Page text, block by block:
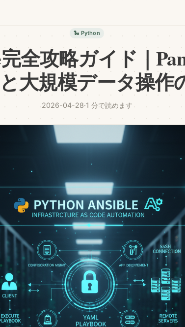
🐍 Python
全攻略ガイド｜
大規模データ操作
2026-04-28·1 分で読めます